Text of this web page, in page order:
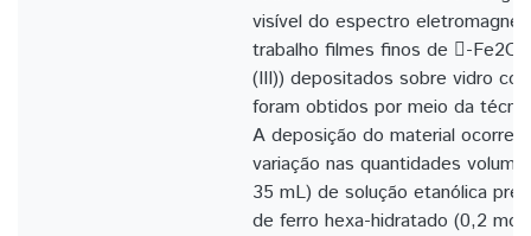
visível do espectro
trabalho filmes finos de -
(III)) depositados sobre vidro
foram obtidos por meio da
A deposição do material
variação nas quantidades
35 mL) de solução etanólica
de ferro hexa-hidratado (0,2